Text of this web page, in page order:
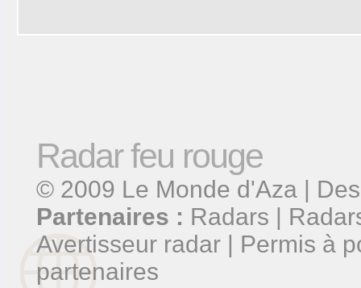
Radar feu rouge
© 2009 Le Monde d'Aza |
Partenaires : Radars |
Avertisseur radar | Permis à
partenaires